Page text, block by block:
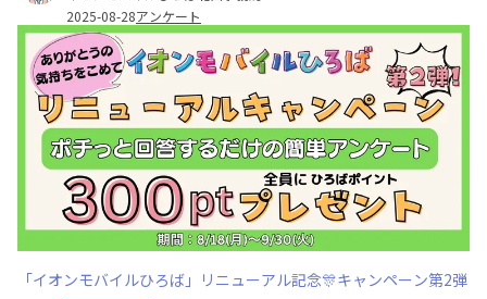
2025-08-28アンケート
「イオンモバイルひろば」リニューアル記念🎊キャンペーン第2弾